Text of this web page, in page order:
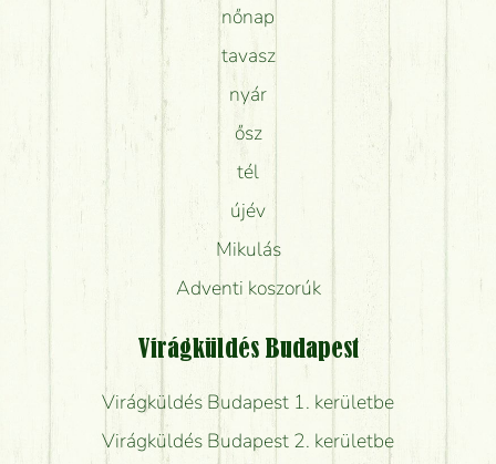
nőnap
tavasz
nyár
ősz
tél
újév
Mikulás
Adventi koszorúk
Virágküldés Budapest
Virágküldés Budapest 1. kerületbe
Virágküldés Budapest 2. kerületbe